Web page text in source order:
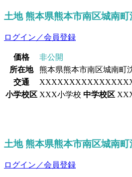
土地 熊本県熊本市南区城南
ログイン／会員登録
価格
非公開
所在地
熊本県熊本市南区城南町
交通
小学校区 XXX小学校 中学校区
土地 熊本県熊本市南区城南
ログイン／会員登録